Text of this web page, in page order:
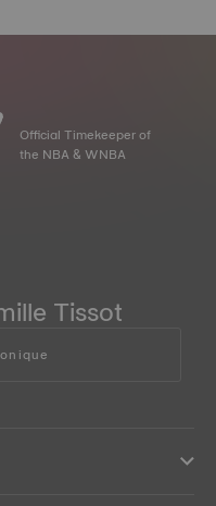
Official Timekeeper of
the NBA & WNBA
Tissot